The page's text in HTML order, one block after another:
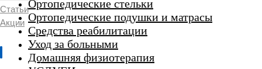
г. Люберцы
Ортопедические стельки
Ортопедические подушки и матрасы
Средства реабилитации
Уход за больными
Домашняя физиотерапия
Статьи
Акции